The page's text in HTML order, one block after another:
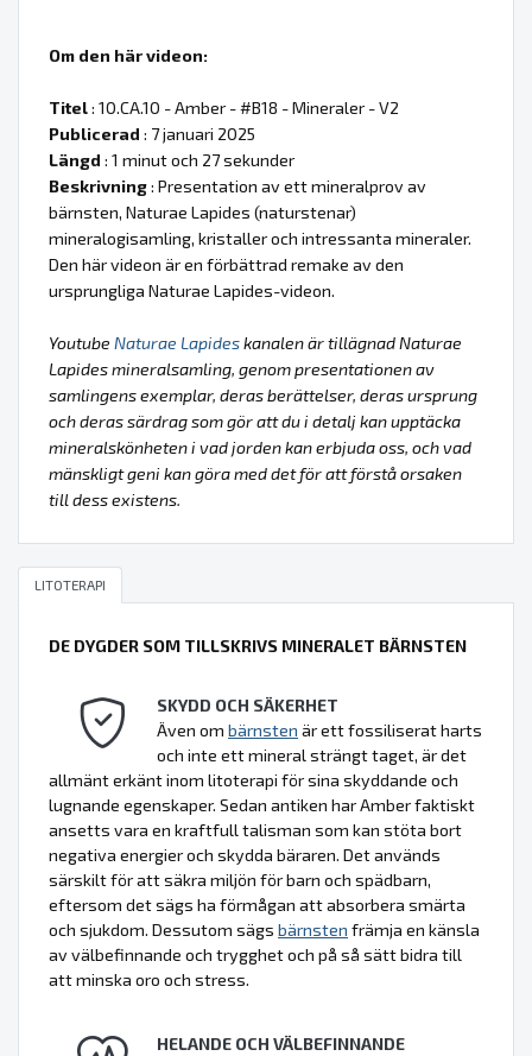
Om den här videon:
Titel: 10.CA.10 - Amber - #B18 - Mineraler - V2
Publicerad : 7 januari 2025
Längd : 1 minut och 27 sekunder
Beskrivning: Presentation av ett mineralprov av
bärnsten, Naturae Lapides (naturstenar)
mineralogisamling, kristaller och intressanta mineraler.
Den här videon är en förbättrad remake av den
ursprungliga Naturae Lapides-videon.
Youtube Naturae Lapideskanalen är tillägnad Naturae
Lapides mineralsamling, genom presentationen av
samlingens exemplar, deras berättelser, deras ursprung
och deras särdrag som gör att du i detalj kan upptäcka
mineralskönheten i vad jorden kan erbjuda oss, och vad
mänskligt geni kan göra med det för att förstå orsaken
till dess existens.
LITOTERAPI
DE DYGDER SOM TILLSKRIVS MINERALET BÄRNSTEN
SKYDD OCH SÄKERHET
Även om bärnsten är ett fossiliserat harts
och inte ett mineral strängt taget, är det
allmänt erkänt inom litoterapi för sina skyddande och
lugnande egenskaper. Sedan antiken har Amber faktiskt
ansetts vara en kraftfull talisman som kan stöta bort
negativa energier och skydda bäraren. Det används
särskilt för att säkra miljön för barn och spädbarn,
eftersom det sägs ha förmågan att absorbera smärta
och sjukdom. Dessutom sägs bärnsten främja en känsla
av välbefinnande och trygghet och på så sätt bidra till
att minska oro och stress.
HELANDE OCH VÄLBEFINNANDE